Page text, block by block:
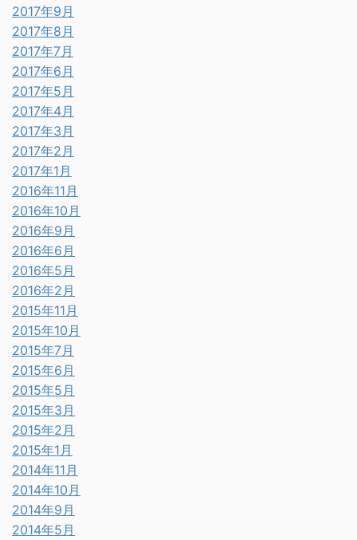
2017年9月
2017年8月
2017年7月
2017年6月
2017年5月
2017年4月
2017年3月
2017年2月
2017年1月
2016年11月
2016年10月
2016年9月
2016年6月
2016年5月
2016年2月
2015年11月
2015年10月
2015年7月
2015年6月
2015年5月
2015年3月
2015年2月
2015年1月
2014年11月
2014年10月
2014年9月
2014年5月